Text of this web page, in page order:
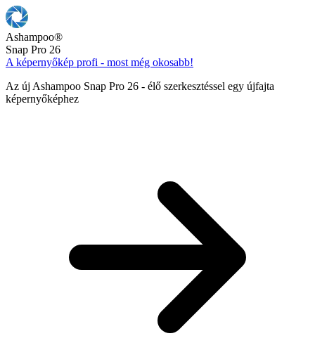
Ashampoo®
Snap Pro 26
A képernyőkép profi - most még okosabb!
Az új Ashampoo Snap Pro 26 - élő szerkesztéssel egy újfajta
képernyőképhez